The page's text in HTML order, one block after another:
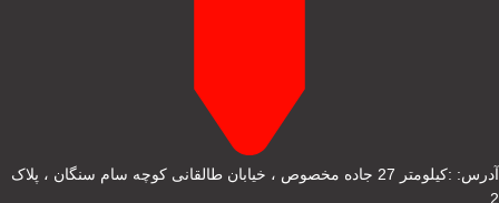
آدرس: :کیلومتر 27 جاده مخصوص ، خیابان طالقانی کوچه سام سنگان ، پلاک
2